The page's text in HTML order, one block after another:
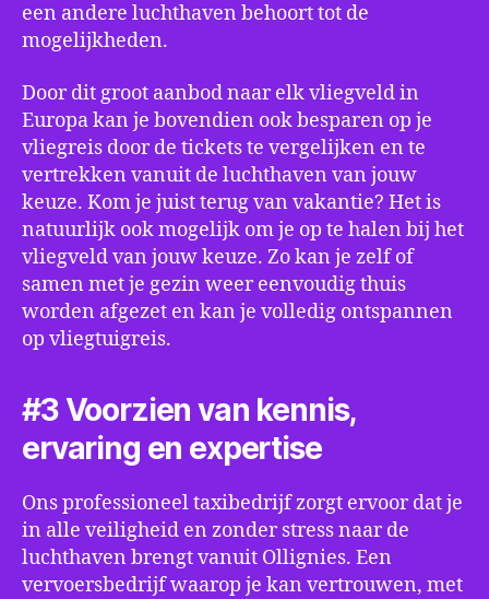
een andere luchthaven behoort tot de
mogelijkheden.
Door dit groot aanbod naar elk vliegveld in
Europa kan je bovendien ook besparen op je
vliegreis door de tickets te vergelijken en te
vertrekken vanuit de luchthaven van jouw
keuze. Kom je juist terug van vakantie? Het is
natuurlijk ook mogelijk om je op te halen bij het
vliegveld van jouw keuze. Zo kan je zelf of
samen met je gezin weer eenvoudig thuis
worden afgezet en kan je volledig ontspannen
op vliegtuigreis.
#3 Voorzien van kennis,
ervaring en expertise
Ons professioneel taxibedrijf zorgt ervoor dat je
in alle veiligheid en zonder stress naar de
luchthaven brengt vanuit Ollignies. Een
vervoersbedrijf waarop je kan vertrouwen, met